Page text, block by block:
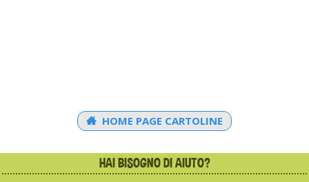
HOME PAGE CARTOLINE
HAI BISOGNO DI AIUTO?